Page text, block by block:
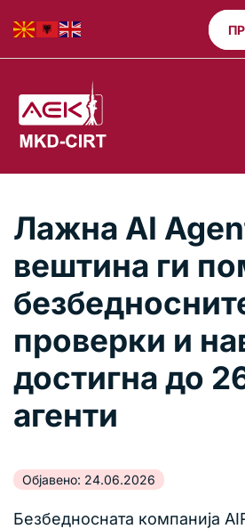
Лажна AI
вештина ги
проверки и
достигна до
агенти
Објавено: 24.06.2026
Безбедносната компанија